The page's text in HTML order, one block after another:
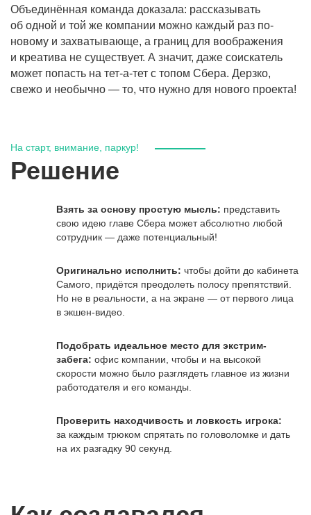
Объединённая команда доказала: рассказывать
об одной и той же компании можно каждый раз по-
новому и захватывающе, а границ для воображения
и креатива не существует. А значит, даже соискатель
может попасть на тет-а-тет с топом Сбера. Дерзко,
свежо и необычно — то, что нужно для нового проекта!
На старт, внимание, паркур!
Решение
Взять за основу простую мысль: представить
свою идею главе Сбера может абсолютно любой
сотрудник — даже потенциальный!
Оригинально исполнить: чтобы дойти до кабинета
Самого, придётся преодолеть полосу препятствий.
Но не в реальности, а на экране — от первого лица
в экшен-видео.
Подобрать идеальное место для экстрим-
забега: офис компании, чтобы и на высокой
скорости можно было разглядеть главное из жизни
работодателя и его команды.
Проверить находчивость и ловкость игрока:
за каждым трюком спрятать по головоломке и дать
на их разгадку 90 секунд.